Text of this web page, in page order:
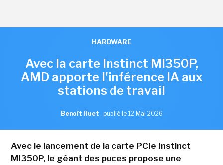
HARDWARE
Avec la carte Instinct MI350P,
AMD apporte l'inférence IA aux
stations de travail
Benoît Huet , publié le 12 Mai 2026
Avec le lancement de la carte PCIe Instinct
MI350P, le géant des puces propose une